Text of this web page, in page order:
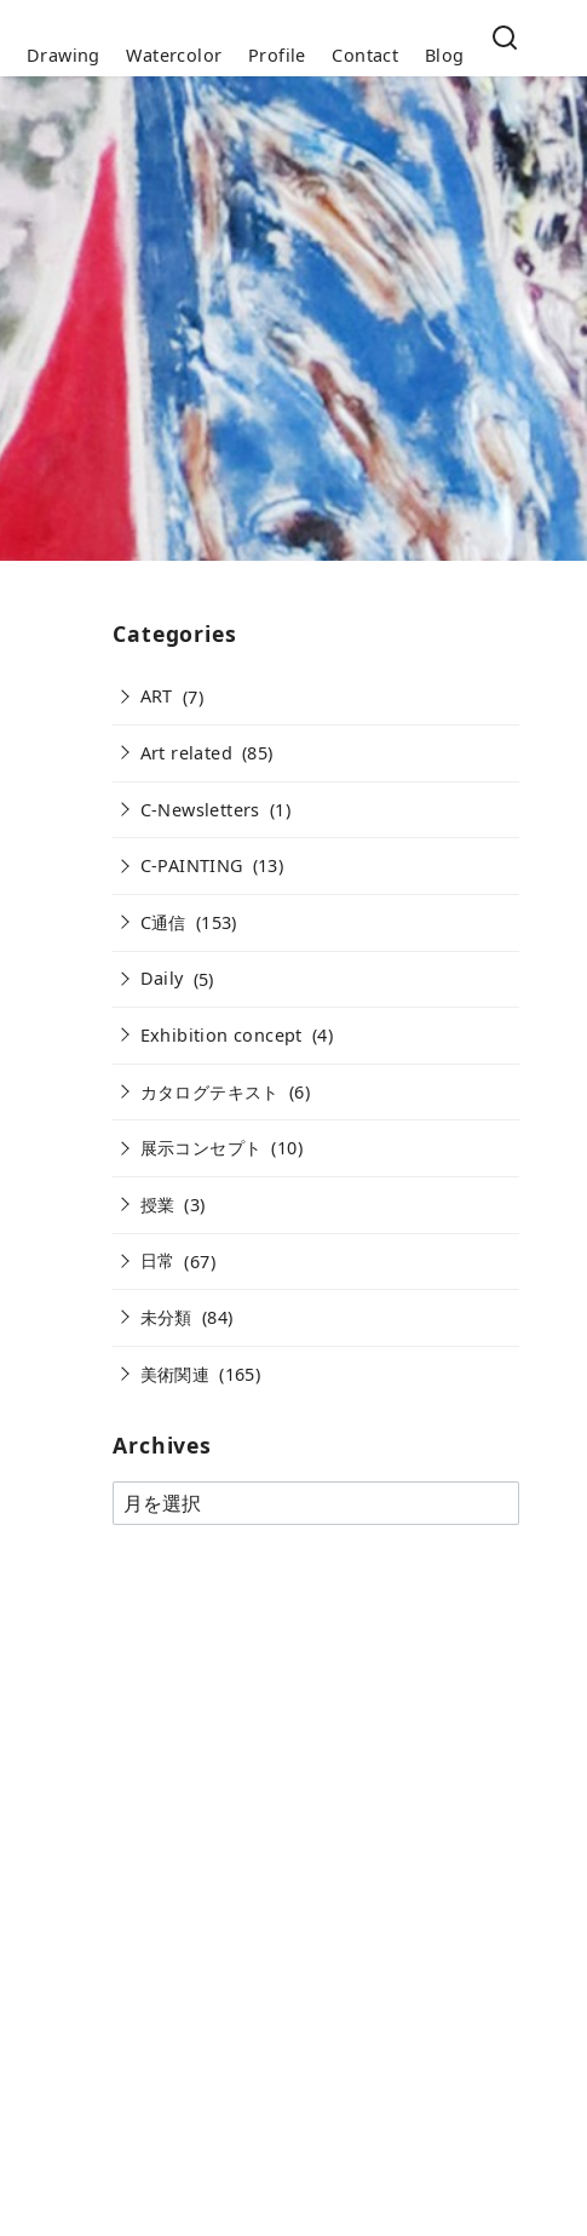
Drawing Watercolor Profile Contact Blog
Categories
ART (7)
Art related (85)
C-Newsletters (1)
C-PAINTING (13)
C通信 (153)
Daily (5)
Exhibition concept (4)
カタログテキスト (6)
展示コンセプト (10)
授業 (3)
日常 (67)
未分類 (84)
美術関連 (165)
Archives
r